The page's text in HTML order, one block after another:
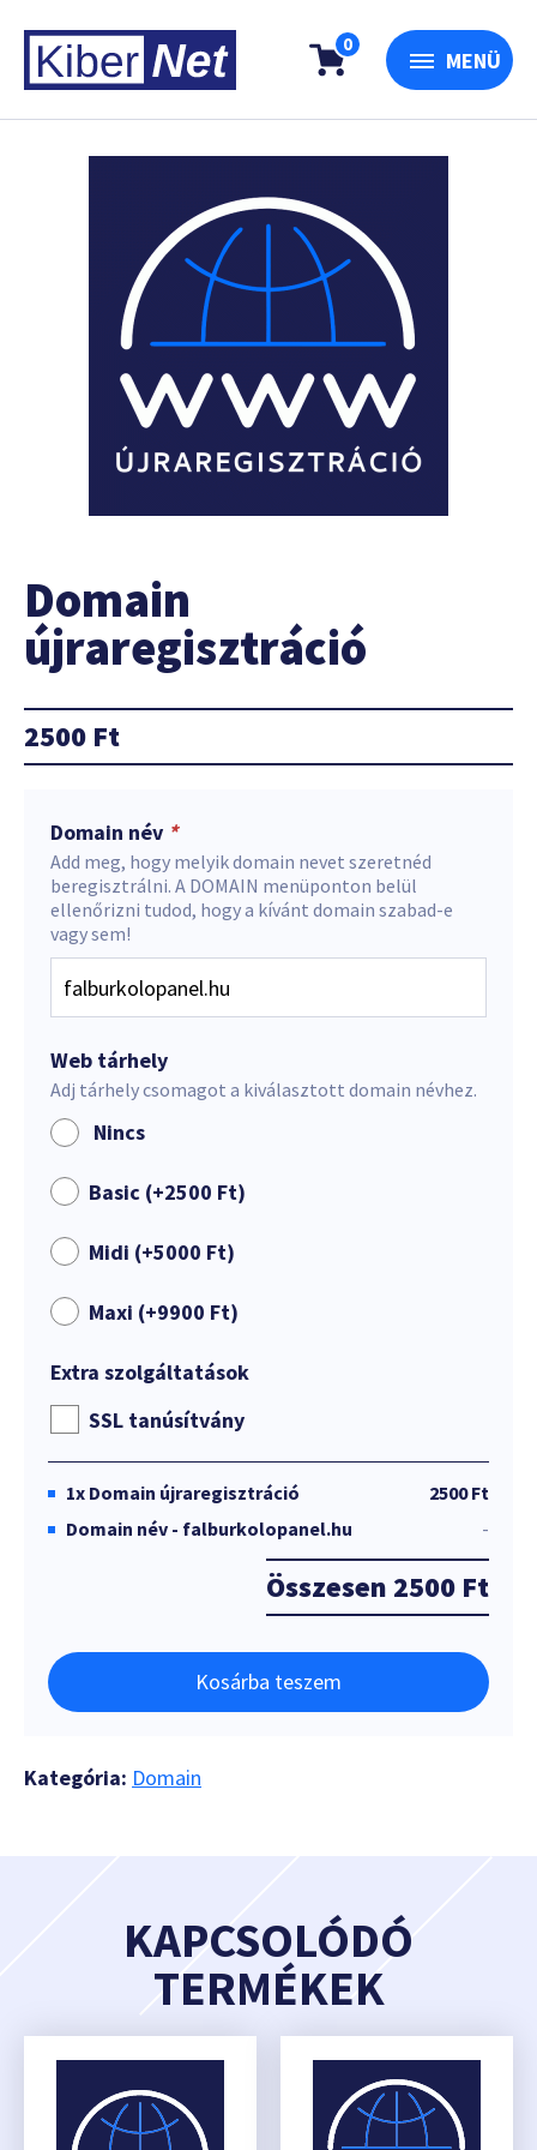
0
MENÜ
Domain
újraregisztráció
2500 Ft
Domain név *
Add meg, hogy melyik domain nevet szeretnéd
beregisztrálni. A DOMAIN menüponton belül
ellenőrizni tudod, hogy a kívánt domain szabad-e
vagy sem!
Web tárhely
Adj tárhely csomagot a kiválasztott domain névhez.
Nincs
Basic (+2500 Ft)
Midi (+5000 Ft)
Maxi (+9900 Ft)
Extra szolgáltatások
SSL tanúsítvány
1x Domain újraregisztráció
2500 Ft
Domain név - falburkolopanel.hu
-
Összesen 2500 Ft
Kosárba teszem
Kategória: Domain
KAPCSOLÓDÓ
TERMÉKEK